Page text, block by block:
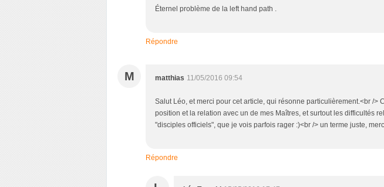
Éternel problème de la left hand path .
Répondre
M matthias 11/05/2016 09:54
Salut Léo, et merci pour cet article, qui résonne particulièrement.<br />
position et la relation avec un de mes Maîtres, et surtout les difficultés
"disciples officiels", que je vois parfois rager :)<br /> un terme juste,
Répondre